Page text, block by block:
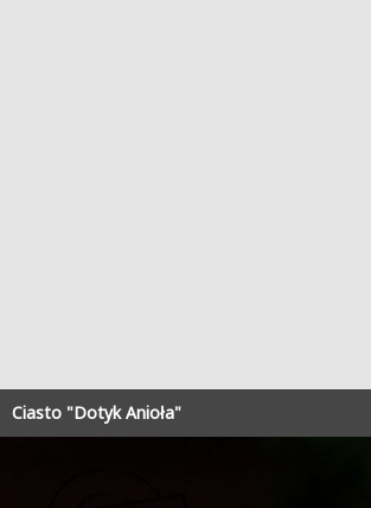
Ciasto "Dotyk Anioła"